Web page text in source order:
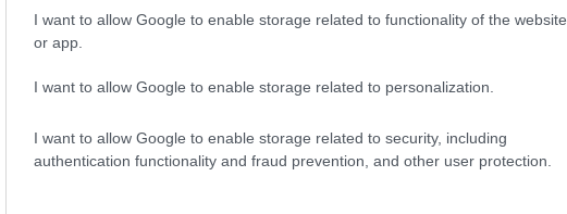
I want to allow Google to enable storage related to functionality of the website
or app.
I want to allow Google to enable storage related to personalization.
I want to allow Google to enable storage related to security, including
authentication functionality and fraud prevention, and other user protection.